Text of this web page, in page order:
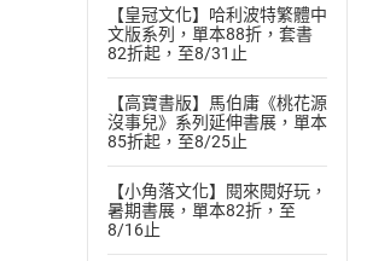
【皇冠文化】哈利波特繁體中
文版系列，單本88折，套書
82折起，至8/31止
【高寶書版】馬伯庸《桃花源
沒事兒》系列延伸書展，單本
85折起，至8/25止
【小角落文化】閱來閱好玩，
暑期書展，單本82折，至
8/16止